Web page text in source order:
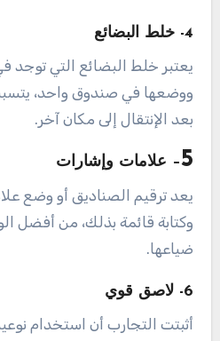
4- خلط البضائع
يعتبر خلط البضائع التي توجد
ووضعها في صندوق واحد،
بعد الإنتقال إلى مكان آخر.
5– علامات وإشارات
يعد ترقيم الصناديق أو وضع
وكتابة قائمة بذلك، من أفضل
ضياعها.
6- لاصق قوي
أثبتت التجارب أن استخدام